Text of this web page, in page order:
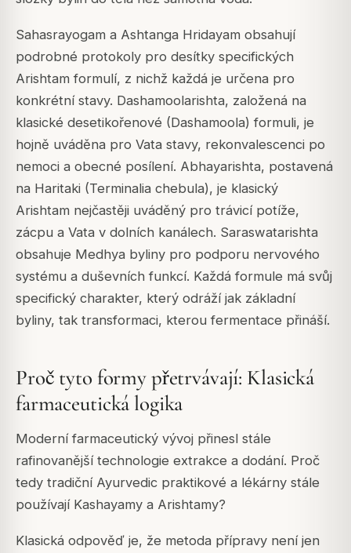
Sahasrayogam a Ashtanga Hridayam obsahují
podrobné protokoly pro desítky specifických
Arishtam formulí, z nichž každá je určena pro
konkrétní stavy. Dashamoolarishta, založená na
klasické desetikořenové (Dashamoola) formuli, je
hojně uváděna pro Vata stavy, rekonvalescenci po
nemoci a obecné posílení. Abhayarishta, postavená
na Haritaki (Terminalia chebula), je klasický
Arishtam nejčastěji uváděný pro trávicí potíže,
zácpu a Vata v dolních kanálech. Saraswatarishta
obsahuje Medhya byliny pro podporu nervového
systému a duševních funkcí. Každá formule má svůj
specifický charakter, který odráží jak základní
byliny, tak transformaci, kterou fermentace přináší.
Proč tyto formy přetrvávají: Klasická
farmaceutická logika
Moderní farmaceutický vývoj přinesl stále
rafinovanější technologie extrakce a dodání. Proč
tedy tradiční Ayurvedic praktikové a lékárny stále
používají Kashayamy a Arishtamy?
Klasická odpověď je, že metoda přípravy není jen